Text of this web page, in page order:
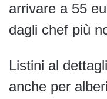
arrivare a 55
dagli chef più
Listini al
anche per